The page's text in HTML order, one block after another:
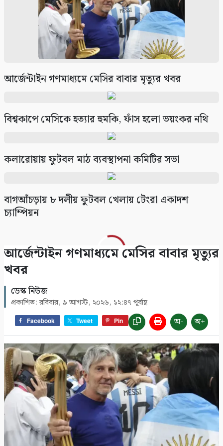
সাতক্ষীরায় গহনা ছিনতাইকালে দুর্বৃত্তের ইটের আঘাতে
নারী নিহত
আর্জেন্টাইন গণমাধ্যমে মেসির বাবার মৃত্যুর খবর
বিশ্বকাপে মেসিকে হত্যার হুমকি, ফাঁস হলো ভয়ংকর নথি
কলারোয়ায় ফুটবল মাঠ ব্যবস্থাপনা কমিটির সভা
বাগআঁচড়ায় ৮ দলীয় ফুটবল খেলায় টেংরা একাদশ
চ্যাম্পিয়ন
আর্জেন্টাইন গণমাধ্যমে মেসির বাবার মৃত্যুর
খবর
ডেস্ক নিউজ
প্রকাশিত: রবিবার, ৯ আগস্ট, ২০২৬, ১২:৪৭ পূর্বাহ্ণ
Facebook Tweet Pin অ- অ+